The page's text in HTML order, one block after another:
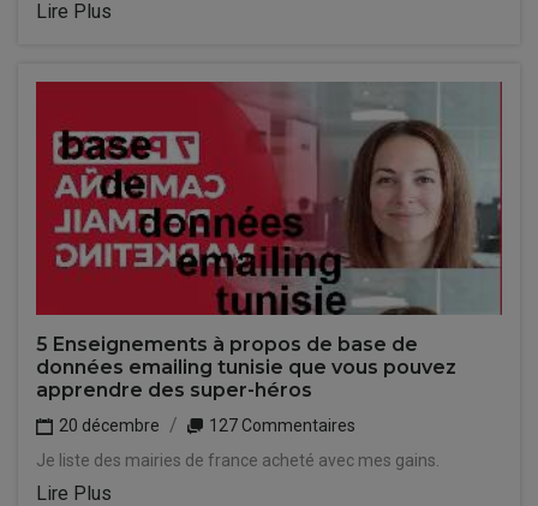
Lire Plus
5 Enseignements à propos de base de
données emailing tunisie que vous pouvez
apprendre des super-héros
20 décembre
127 Commentaires
Je liste des mairies de france acheté avec mes gains.
Lire Plus